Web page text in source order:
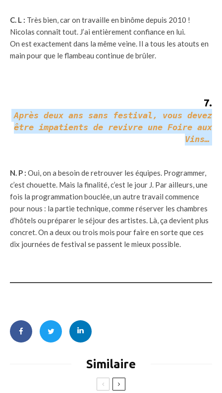
C. L : Très bien, car on travaille en binôme depuis 2010 !
Nicolas connaît tout. J’ai entièrement confiance en lui.
On est exactement dans la même veine. Il a tous les atouts en
main pour que le flambeau continue de brûler.
7.
Après deux ans sans festival, vous devez
être impatients de revivre une Foire aux
Vins…
N. P : Oui, on a besoin de retrouver les équipes. Programmer,
c’est chouette. Mais la finalité, c’est le jour J. Par ailleurs, une
fois la programmation bouclée, un autre travail commence
pour nous : la partie technique, comme réserver les chambres
d’hôtels ou préparer le séjour des artistes. Là, ça devient plus
concret. On a deux ou trois mois pour faire en sorte que ces
dix journées de festival se passent le mieux possible.
Similaire